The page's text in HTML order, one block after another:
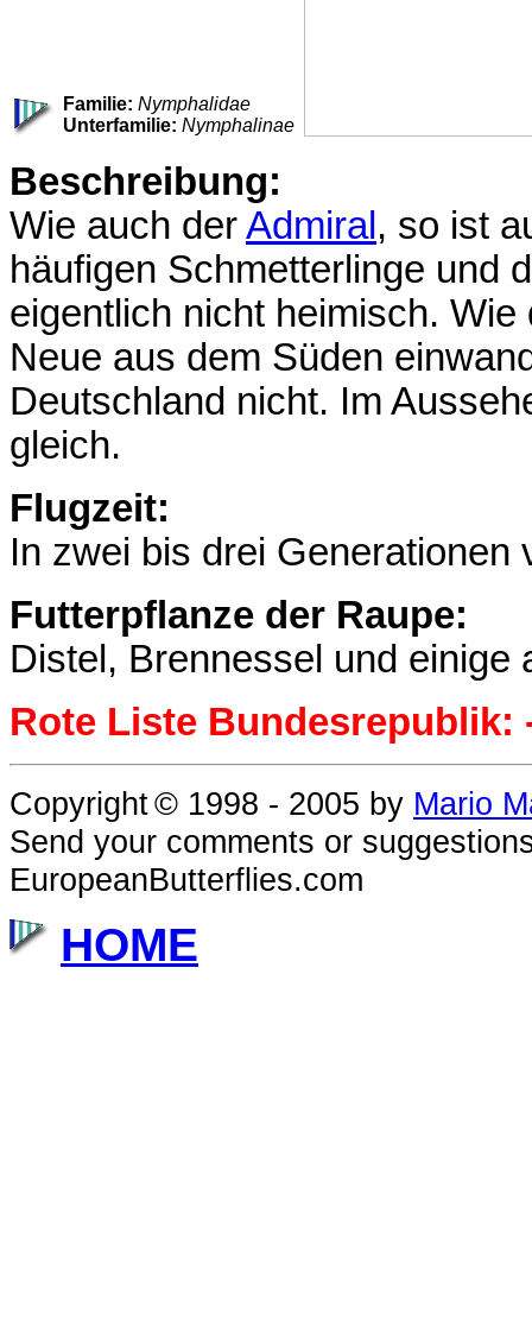
Familie: Nymphalidae
Unterfamilie: Nymphalinae
Beschreibung:
Wie auch derAdmiral , so ist
häufigen Schmetterlinge und
eigentlich nicht heimisch.
Neue aus dem Süden
Deutschland nicht. Im
gleich.
Flugzeit:
In zwei bis drei Generationen
Futterpflanze der Raupe:
Distel, Brennessel und einige
Rote Liste Bundesrepublik:
Copyright© 1998 - 2005 by Mario
Send your comments or
EuropeanButterflies.com
HOME